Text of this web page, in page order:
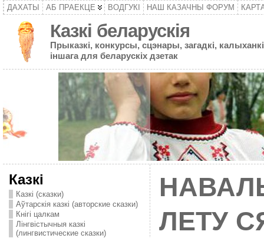
ДАХАТЫ АБ ПРАЕКЦЕ ВОДГУКІ НАШ КАЗАЧНЫ ФОРУМ
Казкі беларускія
Прыказкі, конкурсы, сцэнары, загадкі,
іншага для беларускіх дзетак
Казкі
Казкі (сказки)
Аўтарскія казкі (авторские сказки)
Кнігі цалкам
Лінгвістычныя казкі
(лингвистические сказки)
ЛЕТУ